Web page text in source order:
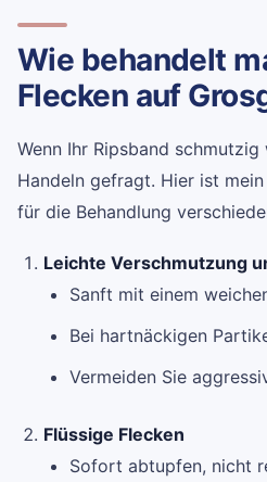
Wie behandelt
Flecken auf
Wenn Ihr Ripsband
Handeln gefragt. Hier ist
für die Behandlung
Leichte Verschmutzung
Sanft mit einem
Bei hartnäckigen
Vermeiden Sie
Flüssige Flecken
Sofort abtupfen, nicht